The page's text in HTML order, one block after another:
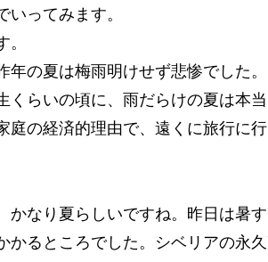
いってみます。
の夏は梅雨明けせず悲惨でした
くらいの頃に、雨だらけの夏は本
庭の経済的理由で、遠くに旅行に
なり夏らしいですね。昨日は暑
かるところでした。シベリアの永